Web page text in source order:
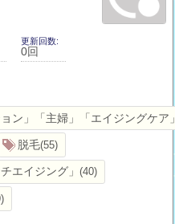
更新回数
0回
ン」「主婦」「エイジングケア
脱毛 55
エイジング」 40